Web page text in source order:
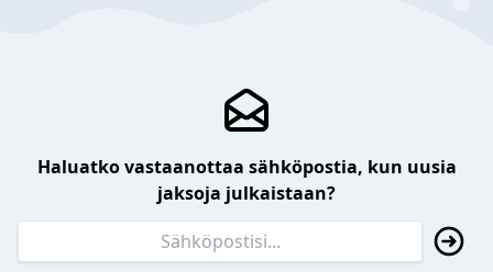
Haluatko vastaanottaa sähköpostia, kun uusia
jaksoja julkaistaan?